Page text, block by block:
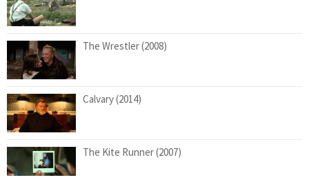
The Wrestler (2008)
Calvary (2014)
The Kite Runner (2007)